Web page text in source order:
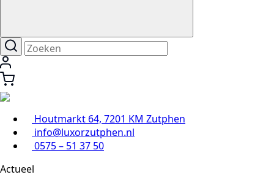
Houtmarkt 64, 7201 KM Zutphen
info@luxorzutphen.nl
0575 – 51 37 50
Actueel